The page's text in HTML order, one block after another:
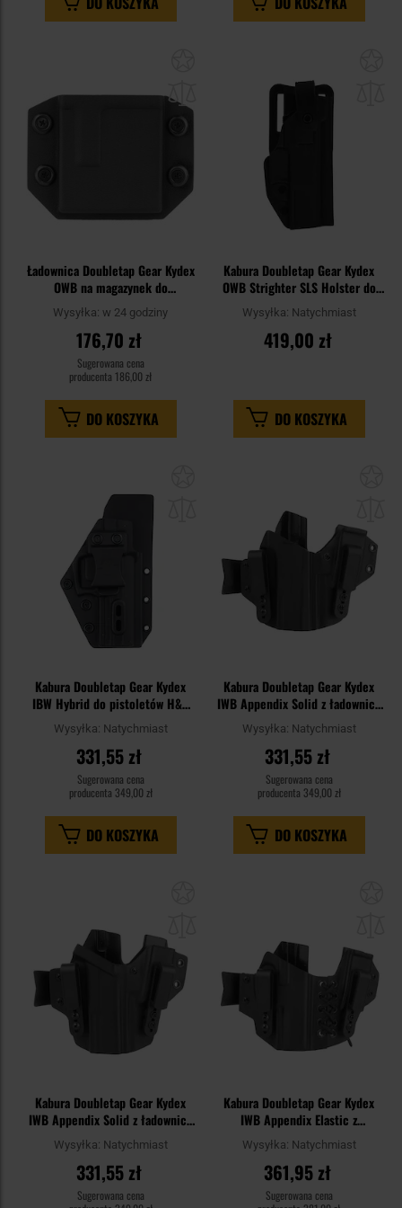
Ładownica Doubletap Gear Kydex
OWB na magazynek do
karabinków AR-15/M4 - Black
Wysyłka: w 24 godziny
176,70 zł
Sugerowana cena
producenta 186,00 zł
DO KOSZYKA
Kabura Doubletap Gear Kydex
OWB Strighter SLS Holster do
pistoletów CZ P-10 C - Black
Wysyłka: Natychmiast
419,00 zł
DO KOSZYKA
Kabura Doubletap Gear Kydex
IBW Hybrid do pistoletów H&K
P30/SFP - Black
Wysyłka: Natychmiast
331,55 zł
Sugerowana cena
producenta 349,00 zł
DO KOSZYKA
Kabura Doubletap Gear Kydex
IWB Appendix Solid z ładownicą
do pistoletów CZ P-10 C - Black
Wysyłka: Natychmiast
331,55 zł
Sugerowana cena
producenta 349,00 zł
DO KOSZYKA
Kabura Doubletap Gear Kydex
IWB Appendix Solid z ładownicą
do pistoletów Glock 17 - Black
Wysyłka: Natychmiast
331,55 zł
Sugerowana cena
Kabura Doubletap Gear Kydex
IWB Appendix Elastic z
ładownicą do pistoletów H&K
P30/SFP - Black
Wysyłka: Natychmiast
361,95 zł
Sugerowana cena